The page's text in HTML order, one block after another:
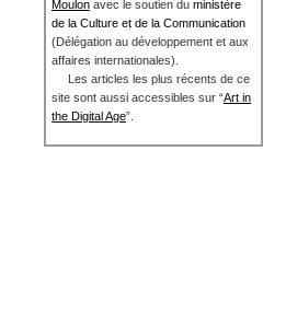
Moulon avec le soutien du ministère
de la Culture et de la Communication
(Délégation au développement et aux
affaires internationales).
Les articles les plus récents de ce
site sont aussi accessibles sur “Art in
the Digital Age”.